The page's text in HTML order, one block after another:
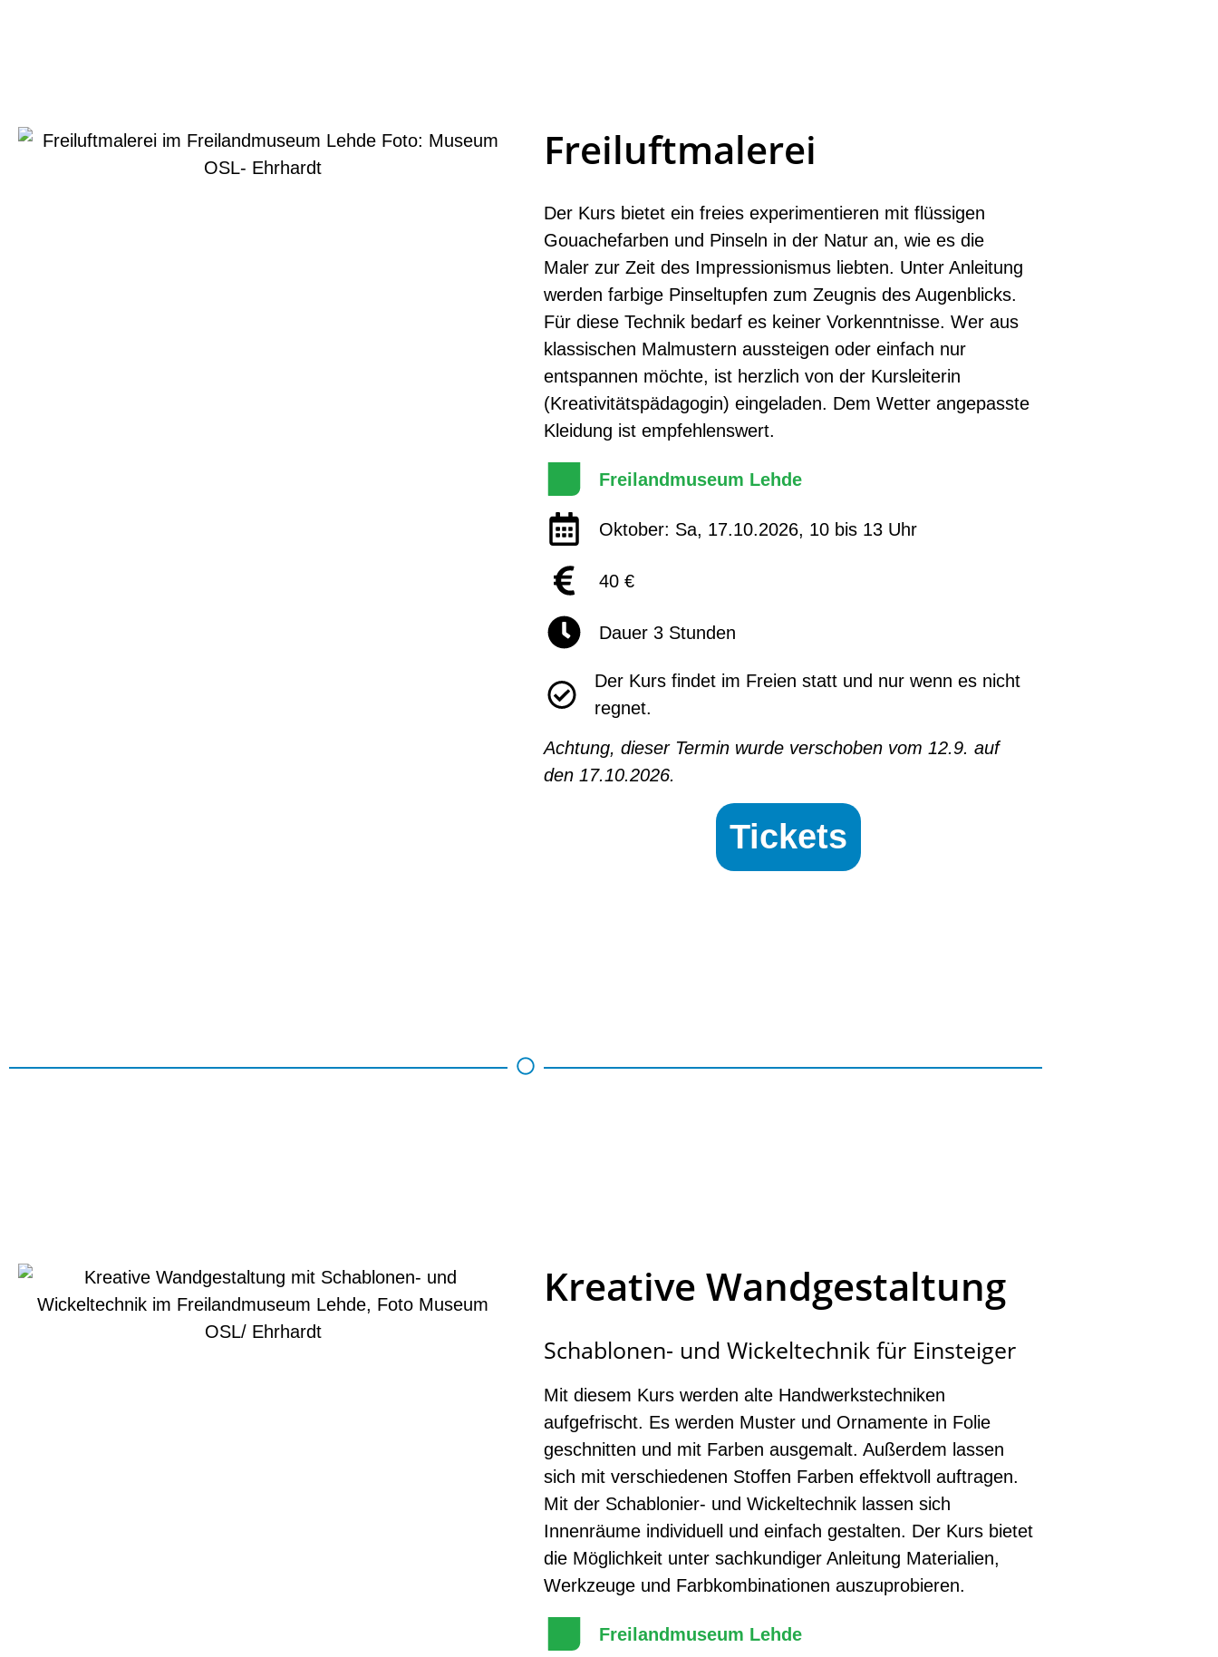
Freiluftmalerei
Der Kurs bietet ein freies experimentieren mit flüssigen
Gouachefarben und Pinseln in der Natur an, wie es die
Maler zur Zeit des Impressionismus liebten. Unter Anleitung
werden farbige Pinseltupfen zum Zeugnis des Augenblicks.
Für diese Technik bedarf es keiner Vorkenntnisse. Wer aus
klassischen Malmustern aussteigen oder einfach nur
entspannen möchte, ist herzlich von der Kursleiterin
(Kreativitätspädagogin) eingeladen. Dem Wetter angepasste
Kleidung ist empfehlenswert.
Freilandmuseum Lehde
Oktober: Sa, 17.10.2026, 10 bis 13 Uhr
40 €
Dauer 3 Stunden
Der Kurs findet im Freien statt und nur wenn es nicht
regnet.
Achtung, dieser Termin wurde verschoben vom 12.9. auf
den 17.10.2026.
Tickets
Kreative Wandgestaltung
Schablonen- und Wickeltechnik für Einsteiger
Mit diesem Kurs werden alte Handwerkstechniken
aufgefrischt. Es werden Muster und Ornamente in Folie
geschnitten und mit Farben ausgemalt. Außerdem lassen
sich mit verschiedenen Stoffen Farben effektvoll auftragen.
Mit der Schablonier- und Wickeltechnik lassen sich
Innenräume individuell und einfach gestalten. Der Kurs bietet
die Möglichkeit unter sachkundiger Anleitung Materialien,
Werkzeuge und Farbkombinationen auszuprobieren.
Freilandmuseum Lehde